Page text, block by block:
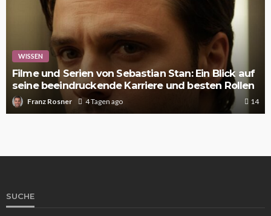
WISSEN
Filme und Serien von Sebastian Stan: Ein Blick auf
seine beeindruckende Karriere und besten Rollen
Franz Rosner 4 Tagen ago 14
SUCHE